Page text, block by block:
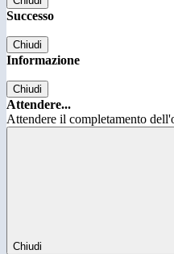
Successo
Chiudi
Informazione
Chiudi
Attendere...
Attendere il completamento
Chiudi